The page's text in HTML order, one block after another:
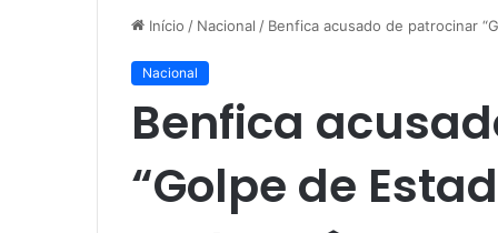
Início / Nacional / Benfica acusado de patrocinar
Nacional
Benfica
“Golpe de